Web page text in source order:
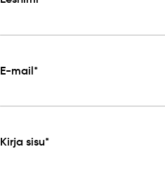
E-mail*
Kirja sisu*